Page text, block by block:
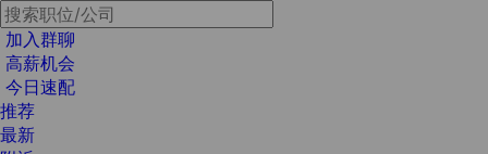
加入群聊
高薪机会
今日速配
推荐
最新